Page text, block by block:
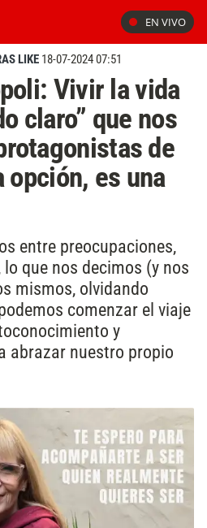
EN VIVO
LIKE 18-07-2024 07:51
Vivir la vida
claro” que nos
de
opción, es una
entre preocupaciones,
que nos decimos (y nos
mismos, olvidando
comenzar el viaje
y
abrazar nuestro propio